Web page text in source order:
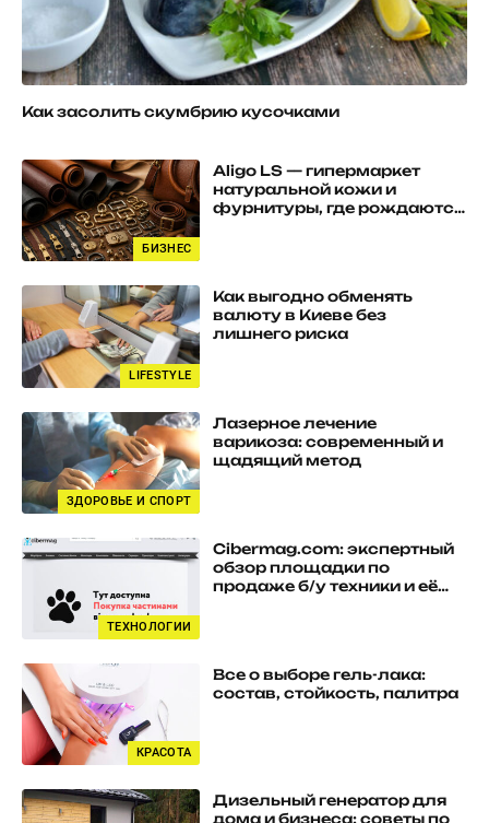
Как засолить скумбрию кусочками
БИЗНЕС
Aligo LS — гипермаркет
натуральной кожи и
фурнитуры, где рождаются
LIFESTYLE
Как выгодно обменять
валюту в Киеве без
лишнего риска
ЗДОРОВЬЕ И СПОРТ
Лазерное лечение
варикоза: современный и
щадящий метод
ТЕХНОЛОГИИ
Cibermag.com: экспертный
обзор площадки по
продаже б/у техники и её
КРАСОТА
Все о выборе гель-лака:
состав, стойкость, палитра
Дизельный генератор для
дома и бизнеса: советы по